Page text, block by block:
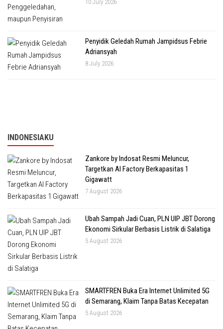
10 July 2026
Penyidik Geledah Rumah Jampidsus Febrie
Adriansyah
8 July 2026
INDONESIAKU
Zankore by Indosat Resmi Meluncur,
Targetkan AI Factory Berkapasitas 1
Gigawatt
7 August 2026
Ubah Sampah Jadi Cuan, PLN UIP JBT Dorong
Ekonomi Sirkular Berbasis Listrik di Salatiga
5 August 2026
SMARTFREN Buka Era Internet Unlimited 5G
di Semarang, Klaim Tanpa Batas Kecepatan
5 August 2026